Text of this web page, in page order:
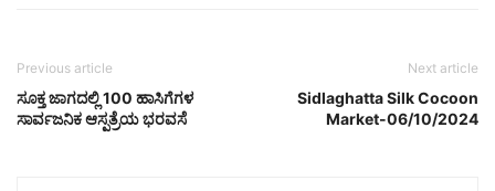
Previous article
ಸೂಕ್ತ ಜಾಗದಲ್ಲಿ 100 ಹಾಸಿಗೆಗಳ
ಸಾರ್ವಜನಿಕ ಆಸ್ಪತ್ರೆಯ ಭರವಸೆ
Next article
Sidlaghatta Silk Cocoon
Market-06/10/2024